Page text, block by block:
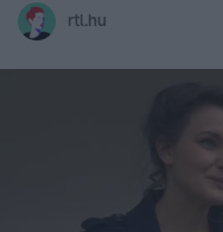
rtl.hu